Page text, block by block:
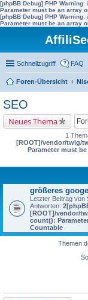
[phpBB Debug] PHP Warning:
Parameter must be an array
[phpBB Debug] PHP Warning:
Parameter must be an array
Schnellzugriff FAQ
Foren-Übersicht
SEO
Neues Thema
1
[ROOT]/vendor/twig/
Parameter must
größeres
Letzter Beitrag von
Antworten: 2
[ROOT]/vendor/
count():
Countable
Themen